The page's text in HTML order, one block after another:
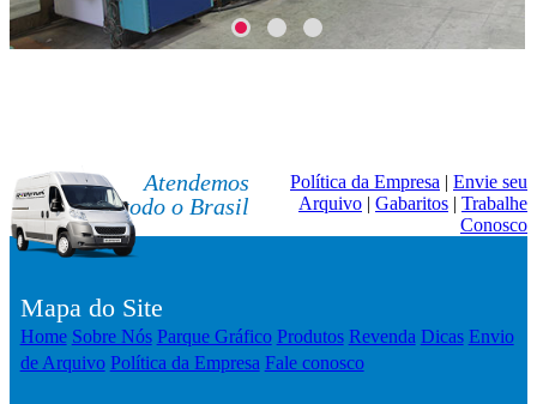
Atendemos
todo o Brasil
Política da Empresa | Envie seu
Arquivo | Gabaritos | Trabalhe
Conosco
Mapa do Site
Home Sobre Nós Parque Gráfico Produtos Revenda Dicas Envio
de Arquivo Política da Empresa Fale conosco